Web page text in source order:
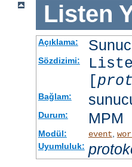
Listen
Açıklama:
Sözdizimi:
[
Bağlam:
Durum: MPM
Modül: event
Uyumluluk: